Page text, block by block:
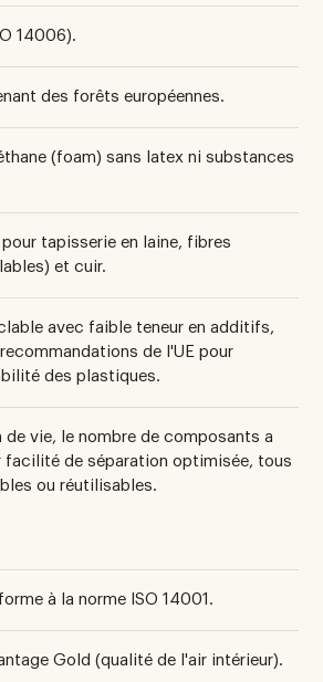
14006).
des forêts européennes.
(foam) sans latex ni substances
tapisserie en laine, fibres
et cuir.
avec faible teneur en additifs,
de l'UE pour
des plastiques.
de vie, le nombre de composants a
facilité de séparation optimisée, tous
ou réutilisables.
à la norme ISO 14001.
Gold (qualité de l'air intérieur).